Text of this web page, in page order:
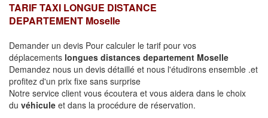
TARIF TAXI LONGUE DISTANCE
DEPARTEMENT Moselle
Demander un devis Pour calculer le tarif pour vos
déplacements longues distances departement Moselle
Demandez nous un devis détaillé et nous l'étudirons ensemble .et
profitez d'un prix fixe sans surprise
Notre service client vous écoutera et vous aidera dans le choix
du véhicule et dans la procédure de réservation.